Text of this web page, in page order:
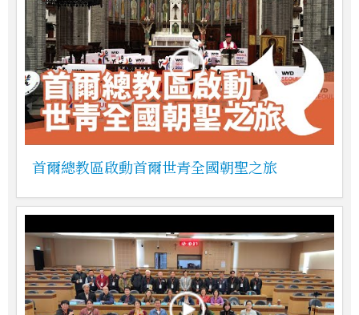
首爾總教區啟動首爾世青全國朝聖之旅